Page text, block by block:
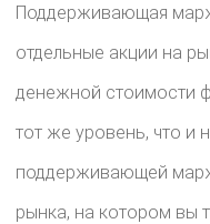
Поддерживающая
отдельные акции на
денежной стоимости
тот же уровень, что и
поддерживающей
рынка, на котором вы